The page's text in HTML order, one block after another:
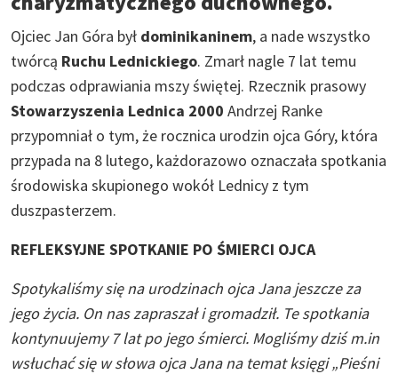
Ojciec Jan Góra był dominikaninem, a nade wszystko
twórcą Ruchu Lednickiego. Zmarł nagle 7 lat temu
podczas odprawiania mszy świętej. Rzecznik prasowy
Stowarzyszenia Lednica 2000 Andrzej Ranke
przypomniał o tym, że rocznica urodzin ojca Góry, która
przypada na 8 lutego, każdorazowo oznaczała spotkania
środowiska skupionego wokół Lednicy z tym
duszpasterzem.
REFLEKSYJNE SPOTKANIE PO ŚMIERCI OJCA
Spotykaliśmy się na urodzinach ojca Jana jeszcze za
jego życia. On nas zapraszał i gromadził. Te spotkania
kontynuujemy 7 lat po jego śmierci. Mogliśmy dziś m.in
wsłuchać się w słowa ojca Jana na temat księgi „Pieśni